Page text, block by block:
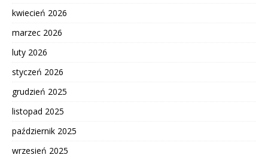
kwiecień 2026
marzec 2026
luty 2026
styczeń 2026
grudzień 2025
listopad 2025
październik 2025
wrzesień 2025